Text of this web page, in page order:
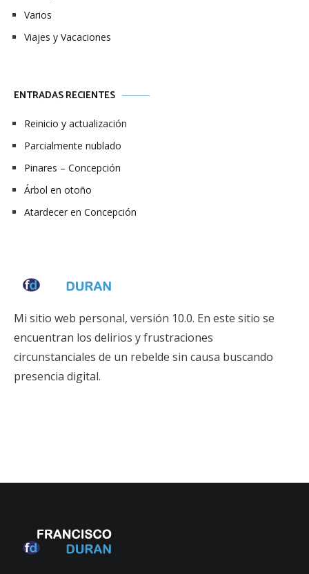
Varios
Viajes y Vacaciones
ENTRADAS RECIENTES
Reinicio y actualización
Parcialmente nublado
Pinares – Concepción
Árbol en otoño
Atardecer en Concepción
Mi sitio web personal, versión 10.0. En este sitio se
encuentran los delirios y frustraciones
circunstanciales de un rebelde sin causa buscando
presencia digital.